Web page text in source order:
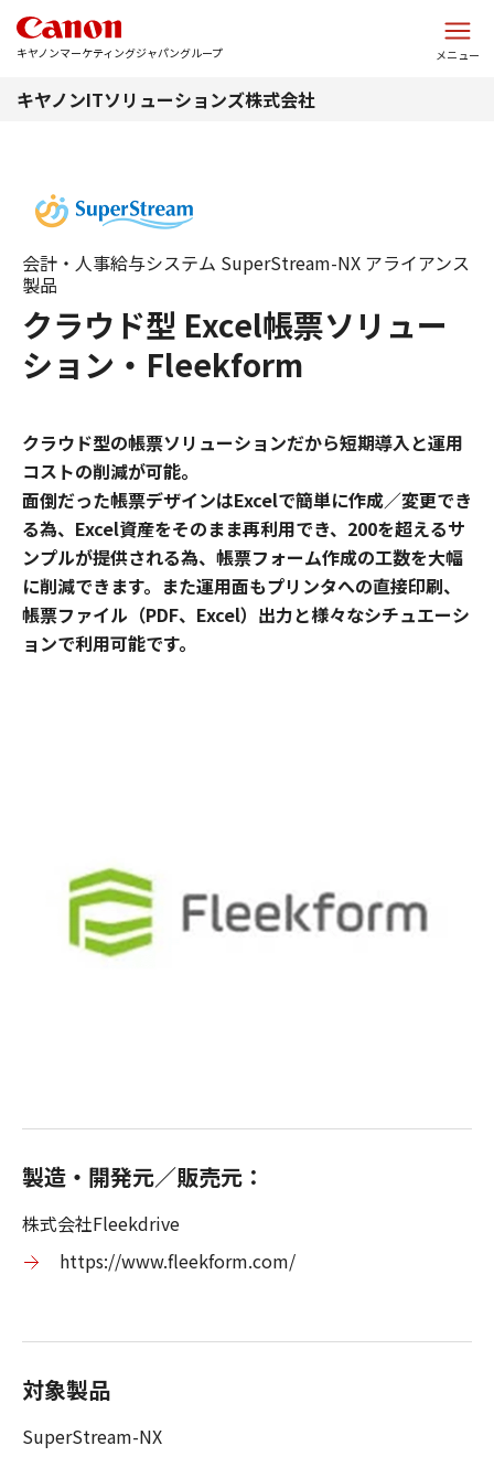
キヤノンマーケティングジャパングループ メニュー
キヤノンITソリューションズ株式会社
クラウド型 Excel帳票ソリュー
ション・Fleekform
会計・人事給与システム SuperStream-NX アライアンス
製品
クラウド型の帳票ソリューションだから短期導入と運用
コストの削減が可能。
面倒だった帳票デザインはExcelで簡単に作成／変更でき
る為、Excel資産をそのまま再利用でき、200を超えるサ
ンプルが提供される為、帳票フォーム作成の工数を大幅
に削減できます。また運用面もプリンタへの直接印刷、
帳票ファイル（PDF、Excel）出力と様々なシチュエーシ
ョンで利用可能です。
製造・開発元／販売元：
株式会社Fleekdrive
https://www.fleekform.com/
対象製品
SuperStream-NX